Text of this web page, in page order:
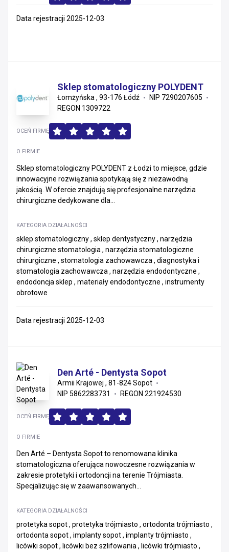
Data rejestracji 2025-12-03
Sklep stomatologiczny POLYDENT
Łomżyńska , 93-176 Łódź
NIP 7290207605
REGON 1309722
O FIRMIE
Sklep stomatologiczny POLYDENT z Łodzi to miejsce, gdzie
innowacyjne rozwiązania spotykają się z niezawodną
jakością. W ofercie znajdują się profesjonalne narzędzia
chirurgiczne dedykowane dla...
KATEGORIA DZIAŁALNOŚCI
sklep stomatologiczny , sklep dentystyczny , narzędzia
chirurgiczne stomatologia , narzędzia stomatologiczne
chirurgiczne , stomatologia zachowawcza , diagnostyka i
stomatologia zachowawcza , narzędzia endodontyczne ,
endodoncja sklep , materiały endodontyczne , instrumenty
obrotowe
OCEŃ FIRMĘ
Data rejestracji 2025-12-03
Den Arté - Dentysta Sopot
Armii Krajowej , 81-824 Sopot
NIP 5862283731
REGON 221924530
O FIRMIE
Den Arté – Dentysta Sopot to renomowana klinika
stomatologiczna oferująca nowoczesne rozwiązania w
zakresie protetyki i ortodoncji na terenie Trójmiasta.
Specjalizując się w zaawansowanych...
KATEGORIA DZIAŁALNOŚCI
protetyka sopot , protetyka trójmiasto , ortodonta trójmiasto ,
ortodonta sopot , implanty sopot , implanty trójmiasto ,
licówki sopot , licówki bez szlifowania , licówki trójmiasto ,
OCEŃ FIRMĘ